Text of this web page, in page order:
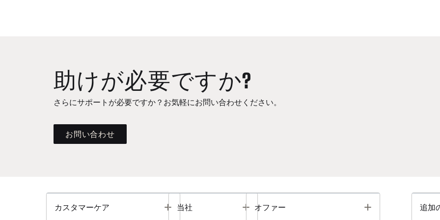
助けが必要ですか?
さらにサポートが必要ですか？お気軽にお問い合わせください。
お問い合わせ
カスタマーケア Toggle
当社 Toggle
オファー Toggle 追加